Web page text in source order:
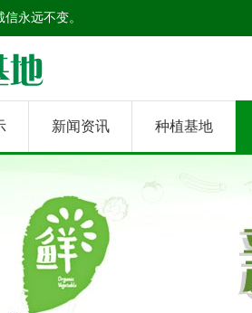
永远不变。
新闻资讯 种植基地